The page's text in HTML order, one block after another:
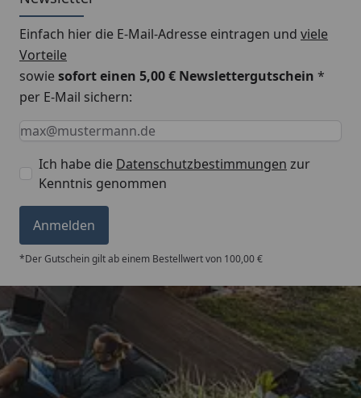
Montageanleitung EPDM Dachfolie
Einfach hier die E-Mail-Adresse eintragen und viele
Vorteile
sowiesofort einen 5,00 € Newslettergutschein *
per E-Mail sichern:
Keine Eingabe erforderlich
Eingabe erforderlich
E-Mail *
Ich habe die Datenschutzbestimmungen zur
Kenntnis genommen
Anmelden
*Der Gutschein gilt ab einem Bestellwert von 100,00 €
Trusted Shops
5,00/ 5